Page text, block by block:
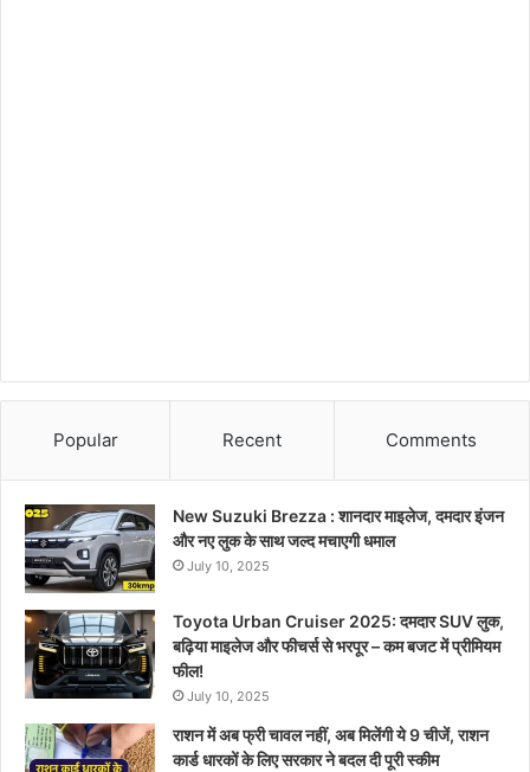
Popular Recent Comments
New Suzuki Brezza : शानदार माइलेज, दमदार इंजन
और नए लुक के साथ जल्द मचाएगी धमाल
July 10, 2025
Toyota Urban Cruiser 2025: दमदार SUV लुक,
बढ़िया माइलेज और फीचर्स से भरपूर – कम बजट में प्रीमियम
फील!
July 10, 2025
राशन में अब फ्री चावल नहीं, अब मिलेंगी ये 9 चीजें, राशन
कार्ड धारकों के लिए सरकार ने बदल दी पूरी स्कीम